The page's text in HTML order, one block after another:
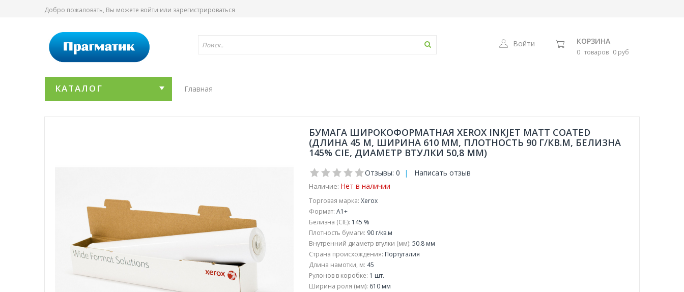
Добро пожаловать, Вы можете войти или зарегистрироваться
Войти КОРЗИНА
0 товаров 0 руб
КАТАЛОГ Главная
БУМАГА ШИРОКОФОРМАТНАЯ XEROX INKJET MATT COATED
(ДЛИНА 45 М, ШИРИНА 610 ММ, ПЛОТНОСТЬ 90 Г/КВ.М, БЕЛИЗНА
145% CIE, ДИАМЕТР ВТУЛКИ 50,8 ММ)
Отзывы: 0 | Написать отзыв
Наличие: Нет в наличии
Торговая марка: Xerox
Формат: A1+
Белизна (CIE): 145 %
Плотность бумаги: 90 г/кв.м
Внутренний диаметр втулки (мм): 50.8 мм
Страна происхождения: Португалия
Длина намотки, м: 45
Рулонов в коробке: 1 шт.
Ширина роля (мм): 610 мм